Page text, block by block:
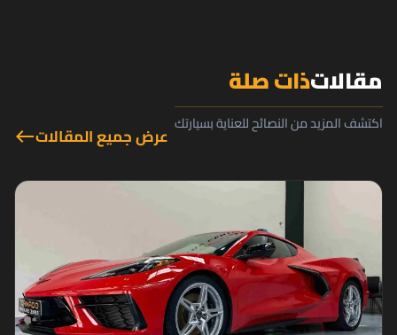
مقالاتذات صلة
اكتشف المزيد من النصائح للعناية بسيارتك عرض جميع المقالاتwest